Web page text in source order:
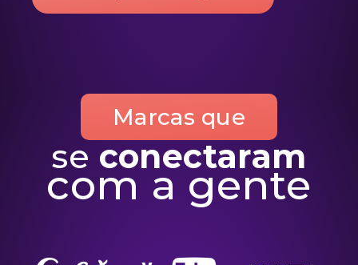
Marcas que
se conectaram
com a gente